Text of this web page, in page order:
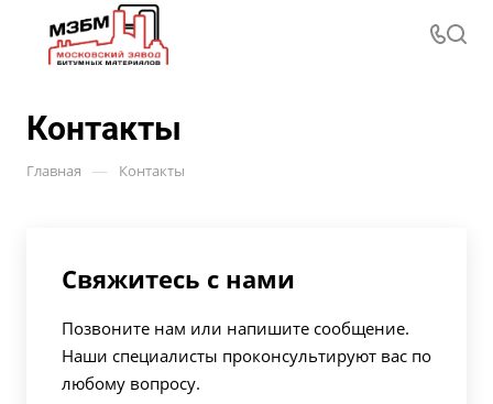
Контакты
Главная — Контакты
Свяжитесь с нами
Позвоните нам или напишите сообщение.
Наши специалисты проконсультируют вас по
любому вопросу.